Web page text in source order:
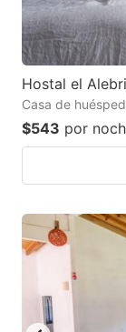
Hostal el
Casa de
$543 por